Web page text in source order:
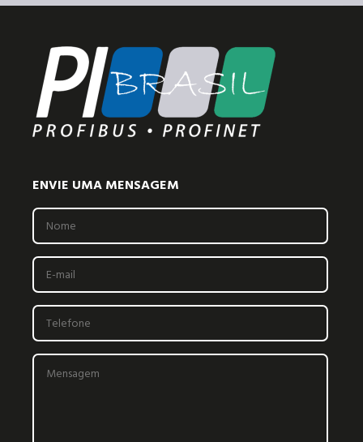
ENVIE UMA MENSAGEM